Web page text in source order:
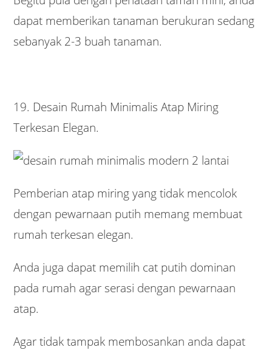
dapat memberikan tanaman berukuran sedang
sebanyak 2-3 buah tanaman.
19. Desain Rumah Minimalis Atap Miring
Terkesan Elegan.
Pemberian atap miring yang tidak mencolok
dengan pewarnaan putih memang membuat
rumah terkesan elegan.
Anda juga dapat memilih cat putih dominan
pada rumah agar serasi dengan pewarnaan
atap.
Agar tidak tampak membosankan anda dapat